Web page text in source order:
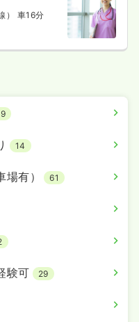
詳細を見る
一般病院
） 車16分
14
有） 61
験可 29